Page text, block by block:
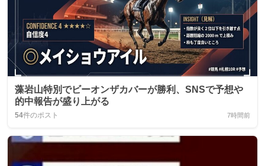
藻岩山特別でビーオンザカバーが勝利、SNSで予想や
的中報告が盛り上がる
54件のポスト 7時間前